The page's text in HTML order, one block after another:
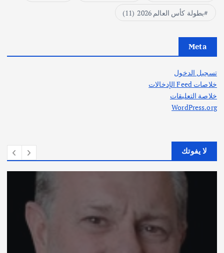
بطولة كأس العالم 2026
(11)
Meta
تسجيل الدخول
خلاصات Feed الإدخالات
خلاصة التعليقات
WordPress.org
لا يفوتك